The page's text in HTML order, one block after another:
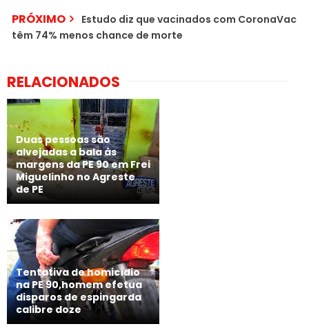
PRÓXIMO
Estudo diz que vacinados com CoronaVac
têm 74% menos chance de morte
RELACIONADOS
Duas pessoas são
alvejadas a bala às
margens da PE 90 em Frei
Miguelinho no Agreste
de PE
Tentativa de homicídio
na PE 90,homem efetua
disparos de espingarda
calibre doze